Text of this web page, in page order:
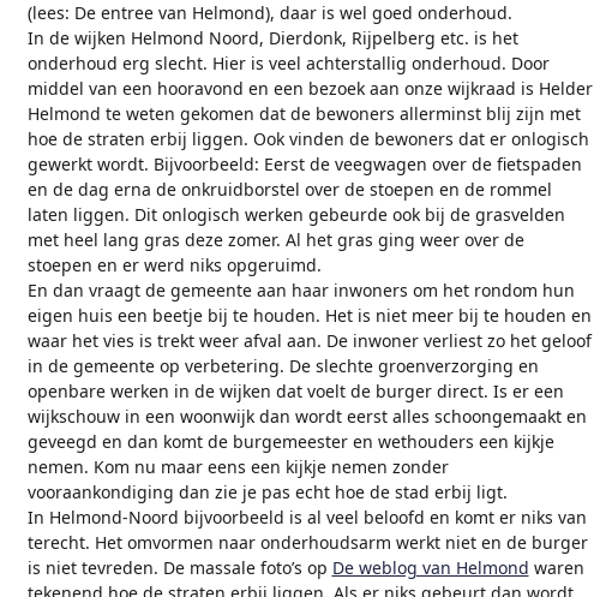
(lees: De entree van Helmond), daar is wel goed onderhoud.
In de wijken Helmond Noord, Dierdonk, Rijpelberg etc. is het
onderhoud erg slecht. Hier is veel achterstallig onderhoud. Door
middel van een hooravond en een bezoek aan onze wijkraad is Helder
Helmond te weten gekomen dat de bewoners allerminst blij zijn met
hoe de straten erbij liggen. Ook vinden de bewoners dat er onlogisch
gewerkt wordt. Bijvoorbeeld: Eerst de veegwagen over de fietspaden
en de dag erna de onkruidborstel over de stoepen en de rommel
laten liggen. Dit onlogisch werken gebeurde ook bij de grasvelden
met heel lang gras deze zomer. Al het gras ging weer over de
stoepen en er werd niks opgeruimd.
En dan vraagt de gemeente aan haar inwoners om het rondom hun
eigen huis een beetje bij te houden. Het is niet meer bij te houden en
waar het vies is trekt weer afval aan. De inwoner verliest zo het geloof
in de gemeente op verbetering. De slechte groenverzorging en
openbare werken in de wijken dat voelt de burger direct. Is er een
wijkschouw in een woonwijk dan wordt eerst alles schoongemaakt en
geveegd en dan komt de burgemeester en wethouders een kijkje
nemen. Kom nu maar eens een kijkje nemen zonder
vooraankondiging dan zie je pas echt hoe de stad erbij ligt.
In Helmond-Noord bijvoorbeeld is al veel beloofd en komt er niks van
terecht. Het omvormen naar onderhoudsarm werkt niet en de burger
is niet tevreden. De massale foto’s op De weblog van Helmond waren